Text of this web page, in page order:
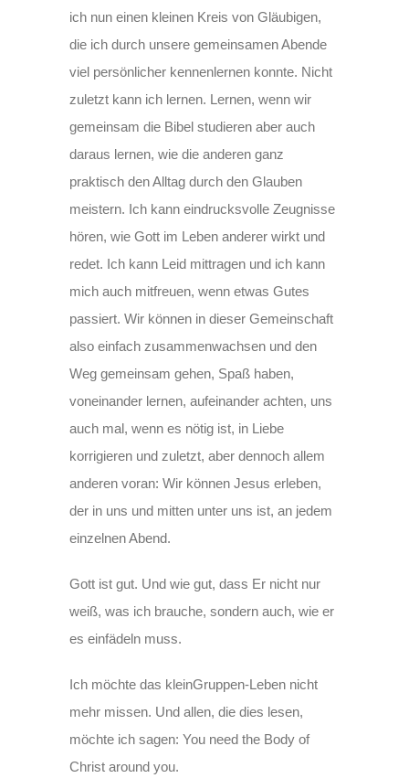
ich nun einen kleinen Kreis von Gläubigen,
die ich durch unsere gemeinsamen Abende
viel persönlicher kennenlernen konnte. Nicht
zuletzt kann ich lernen. Lernen, wenn wir
gemeinsam die Bibel studieren aber auch
daraus lernen, wie die anderen ganz
praktisch den Alltag durch den Glauben
meistern. Ich kann eindrucksvolle Zeugnisse
hören, wie Gott im Leben anderer wirkt und
redet. Ich kann Leid mittragen und ich kann
mich auch mitfreuen, wenn etwas Gutes
passiert. Wir können in dieser Gemeinschaft
also einfach zusammenwachsen und den
Weg gemeinsam gehen, Spaß haben,
voneinander lernen, aufeinander achten, uns
auch mal, wenn es nötig ist, in Liebe
korrigieren und zuletzt, aber dennoch allem
anderen voran: Wir können Jesus erleben,
der in uns und mitten unter uns ist, an jedem
einzelnen Abend.
Gott ist gut. Und wie gut, dass Er nicht nur
weiß, was ich brauche, sondern auch, wie er
es einfädeln muss.
Ich möchte das kleinGruppen-Leben nicht
mehr missen. Und allen, die dies lesen,
möchte ich sagen: You need the Body of
Christ around you.